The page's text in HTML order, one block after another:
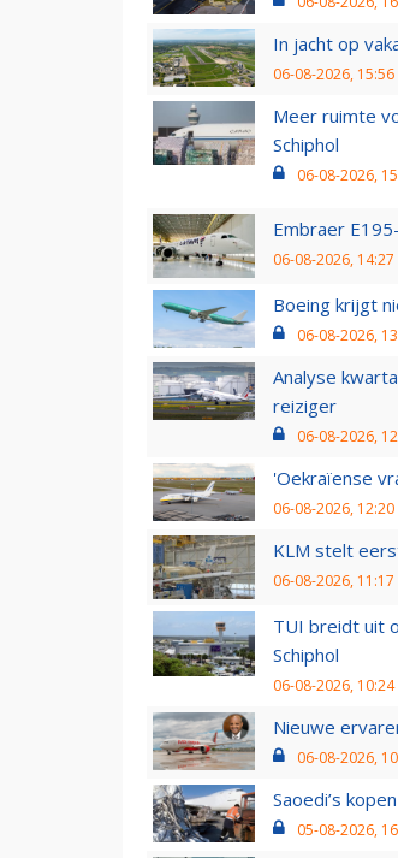
In jacht op
06-08-2026, 15:56
Meer ruimte
Schiphol
06-08-2026,
Embraer
06-08-2026, 14:27
Boeing krijgt
06-08-2026,
Analyse
reiziger
06-08-2026,
'Oekraïense
06-08-2026, 12:20
KLM stelt
06-08-2026, 11:17
TUI breidt uit
Schiphol
06-08-2026, 10:24
Nieuwe
06-08-2026,
Saoedi’s
05-08-2026,